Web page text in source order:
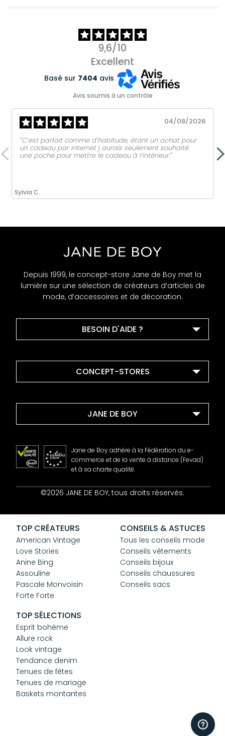
9,6/10
Excellent
Basé sur 7404 avis
Avis soumis à un contrôle
Sylvia C.
04/08/2026
‟C’est parfait comme d’habitude, étant un achat pour
un cadeau par internet j aurais seulement souhaité
une poche pour mettre le cadeau à l’intérieur.ˮ
Depuis 1999, le concept-store Jane de Boy met la
lumière sur une sélection de créateurs d’articles de
mode, d’accessoires et de décoration.
BESOIN D'AIDE ?
CONCEPT-STORES
JANE DE BOY
Contact
CGV
Confidentialité
Cookies
Jane de Boy adhère à la Fédération du e-
commerce et de la vente à distance (Fevad)
et à sa charte qualité.
©2026 JANE DE BOY, tous droits réservés.
TOP CRÉATEURS
American Vintage
Love Stories
Anine Bing
Assouline
Pascale Monvoisin
Forte Forte
CONSEILS & ASTUCES
Tous les conseils mode
Conseils vêtements
Conseils bijoux
Conseils chaussures
Conseils sacs
TOP SÉLECTIONS
Esprit bohème
Allure rock
Look vintage
Tendance denim
Tenues de fêtes
Tenues de mariage
Baskets montantes